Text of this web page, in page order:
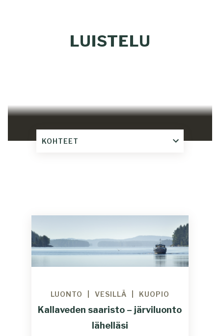
LUISTELU
LUONTO VESILLÄ KUOPIO
Kallaveden saaristo – järviluonto
lähelläsi